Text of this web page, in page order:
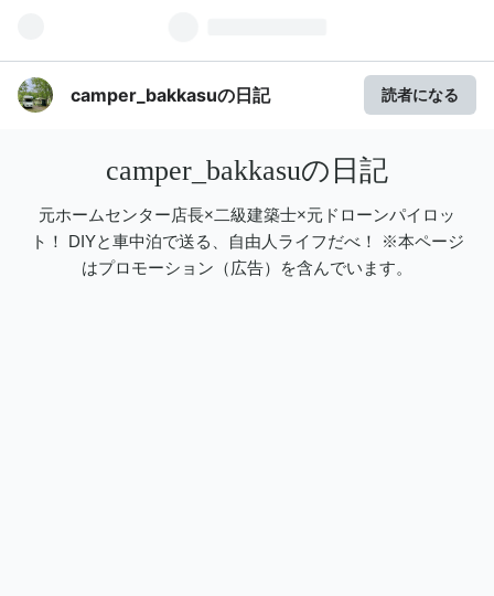
camper_bakkasuの日記 読者になる
camper_bakkasuの日記
元ホームセンター店長×二級建築士×元ドローンパイロッ
ト！ DIYと車中泊で送る、自由人ライフだべ！ ※本ページ
はプロモーション（広告）を含んでいます。